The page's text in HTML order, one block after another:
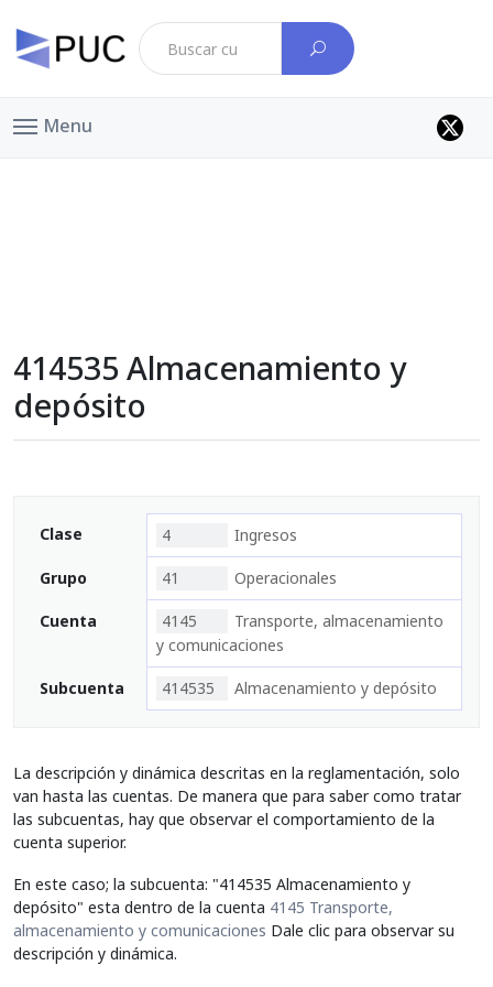
Menu
414535 Almacenamiento y
depósito
Clase 4 Ingresos
Grupo 41 Operacionales
Cuenta 4145
Transporte, almacenamiento
y comunicaciones
Subcuenta 414535 Almacenamiento y depósito
La descripción y dinámica descritas en la reglamentación, solo
van hasta las cuentas. De manera que para saber como tratar
las subcuentas, hay que observar el comportamiento de la
cuenta superior.
En este caso; la subcuenta: "414535 Almacenamiento y
depósito" esta dentro de la cuenta 4145 Transporte,
almacenamiento y comunicaciones Dale clic para observar su
descripción y dinámica.